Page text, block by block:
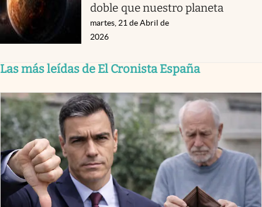
doble que nuestro planeta
martes, 21 de Abril de
2026
Las más leídas de El Cronista España